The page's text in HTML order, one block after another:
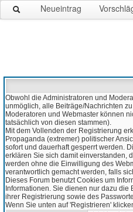
Neueintrag
Obwohl die Administratoren und
unmöglich, alle Beiträge/Nachrichten
Moderatoren und Webmaster können
tatsächlich von diesen stammen).
Mit dem Vollenden der Registrierung
Propaganda (extremer) politischer
sofort und dauerhaft gesperrt werden.
erklären Sie sich damit einverstanden,
werden ohne die Einwilligung des
verantwortlich gemacht werden, falls
Dieses Forum benutzt Cookies um
Informationen. Sie dienen nur dazu
ihrer Registrierung sowie des
Wenn Sie unten auf 'Registrieren'